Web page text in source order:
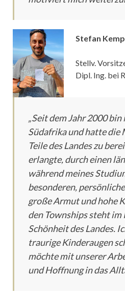
Stefan
Stellv.
Dipl. Ing. bei
„Seit dem Jahr 2000
Südafrika und hatte die
Teile des Landes zu
erlangte, durch einen
während meines
besonderen,
große Armut und hohe
den Townships steht
Schönheit des Landes.
traurige Kinderaugen
möchte mit unserer
und Hoffnung in das